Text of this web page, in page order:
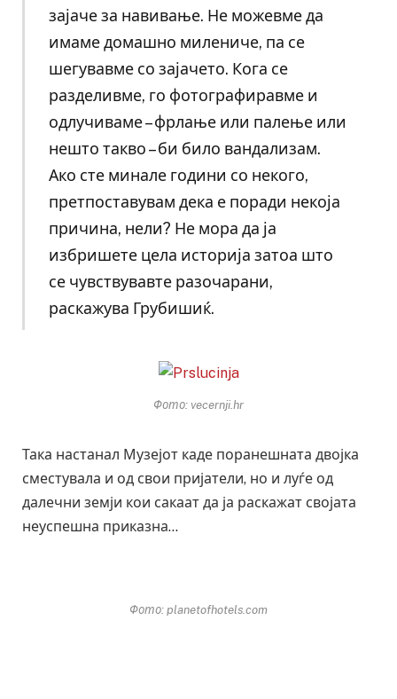
зајаче за навивање. Не можевме да
имаме домашно милениче, па се
шегувавме со зајачето. Кога се
разделивме, го фотографиравме и
одлучиваме – фрлање или палење или
нешто такво – би било вандализам.
Ако сте минале години со некого,
претпоставувам дека е поради некоја
причина, нели? Не мора да ја
избришете цела историја затоа што
се чувствувавте разочарани,
раскажува Грубишиќ.
Фото: vecernji.hr
Така настанал Музејот каде поранешната двојка
сместувала и од свои пријатели, но и луѓе од
далечни земји кои сакаат да ја раскажат својата
неуспешна приказна…
Фото: planetofhotels.com